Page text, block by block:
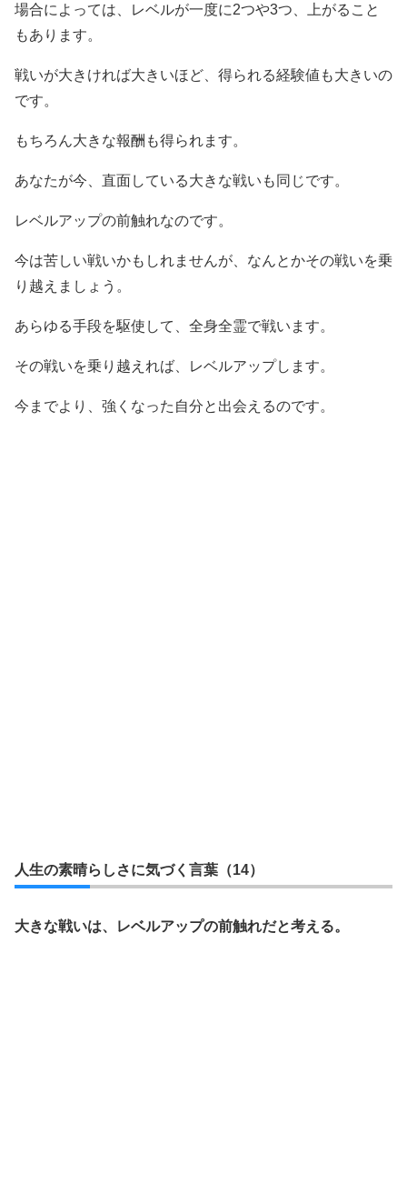
場合によっては、レベルが一度に2つや3つ、上がること
もあります。
戦いが大きければ大きいほど、得られる経験値も大きいの
です。
もちろん大きな報酬も得られます。
あなたが今、直面している大きな戦いも同じです。
レベルアップの前触れなのです。
今は苦しい戦いかもしれませんが、なんとかその戦いを乗
り越えましょう。
あらゆる手段を駆使して、全身全霊で戦います。
その戦いを乗り越えれば、レベルアップします。
今までより、強くなった自分と出会えるのです。
人生の素晴らしさに気づく言葉（14）
大きな戦いは、レベルアップの前触れだと考える。